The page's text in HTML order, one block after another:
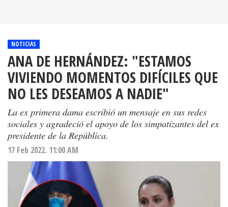
NOTICIAS
ANA DE HERNÁNDEZ: "ESTAMOS
VIVIENDO MOMENTOS DIFÍCILES QUE
NO LES DESEAMOS A NADIE"
La ex primera dama escribió un mensaje en sus redes
sociales y agradeció el apoyo de los simpatizantes del ex
presidente de la República.
17 Feb 2022. 11:00 AM